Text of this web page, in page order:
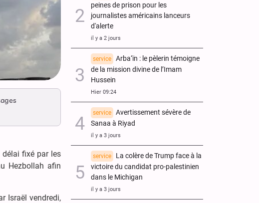
délai fixé par les
Hezbollah afin
Israël vendredi,
peines de prison pour les
journalistes américains lanceurs
d'alerte
il y a 2 jours
service
Arba‘ïn : le pèlerin témoigne
de la mission divine de l’Imam
Hussein
Hier 09:24
service
Avertissement sévère de
Sanaa à Riyad
il y a 3 jours
service
La colère de Trump face à la
victoire du candidat pro-palestinien
dans le Michigan
il y a 3 jours